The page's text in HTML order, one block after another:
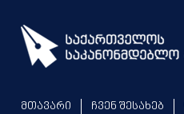
main
content
მთავარი ჩვენ შესახებ